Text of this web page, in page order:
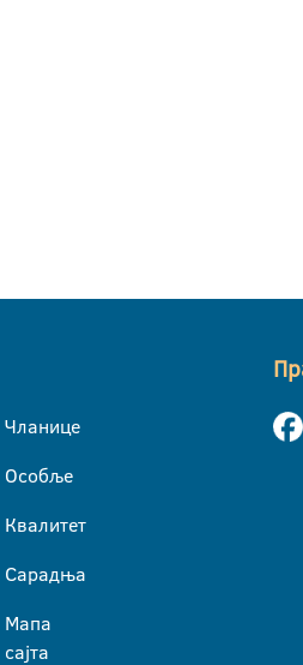
Чланице
Особље
Квалитет
Сарадња
Мапа
сајта